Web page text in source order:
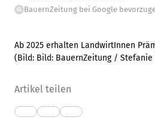
G BauernZeitung bei Google
Ab 2025 erhalten LandwirtInnen
(Bild: Bild: BauernZeitung / Stefanie
Artikel teilen